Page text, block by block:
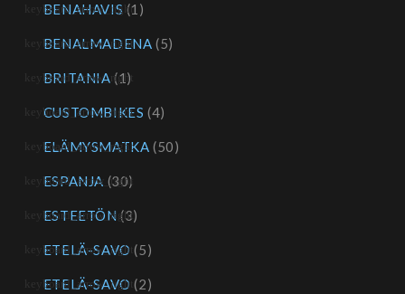
BENAHAVIS (1)
BENALMADENA (5)
BRITANIA (1)
CUSTOMBIKES (4)
ELÄMYSMATKA (50)
ESPANJA (30)
ESTEETÖN (3)
ETELÄ-SAVO (5)
ETELÄ-SAVO (2)